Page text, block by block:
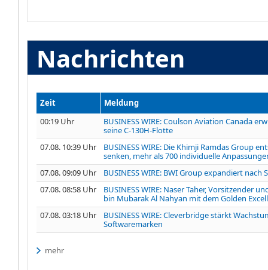
Nachrichten
Zeit
Meldung
00:19 Uhr
BUSINESS WIRE: Coulson Aviation Canada
seine C-130H-Flotte
07.08. 10:39 Uhr
BUSINESS WIRE: Die Khimji Ramdas Group
senken, mehr als 700 individuelle
07.08. 09:09 Uhr
BUSINESS WIRE: BWI Group expandiert
07.08. 08:58 Uhr
BUSINESS WIRE: Naser Taher, Vorsitzender
bin Mubarak Al Nahyan mit dem Golden
07.08. 03:18 Uhr
BUSINESS WIRE: Cleverbridge stärkt
Softwaremarken
mehr